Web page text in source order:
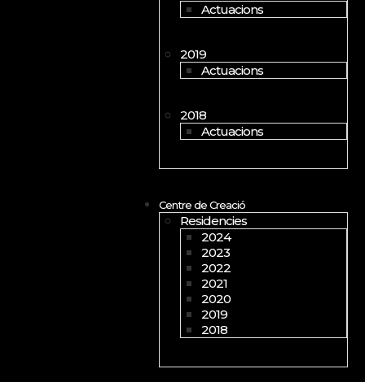
Actuacions
2019
Actuacions
2018
Actuacions
Centre de Creació
Residencies
2024
2023
2022
2021
2020
2019
2018